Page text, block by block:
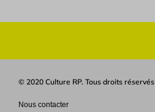
© 2020 Culture RP. Tous droits réservés
Nous contacter